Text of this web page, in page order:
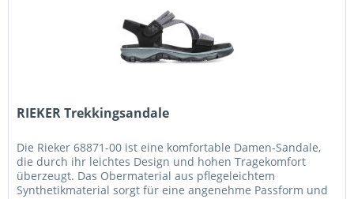
RIEKER Trekkingsandale
Die Rieker 68871-00 ist eine komfortable Damen-Sandale,
die durch ihr leichtes Design und hohen Tragekomfort
überzeugt. Das Obermaterial aus pflegeleichtem
Synthetikmaterial sorgt für eine angenehme Passform und